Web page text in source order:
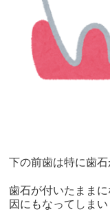
下の前歯は特に歯石
歯石が付いたまま
因にもなってしま